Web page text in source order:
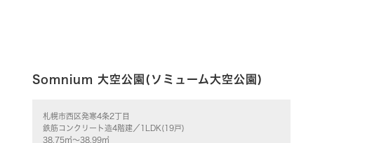
Somnium 大空公園(ソミューム大空公園)
札幌市西区発寒4条2丁目
鉄筋コンクリート造4階建／1LDK(19戸)
38.75㎡～38.99㎡